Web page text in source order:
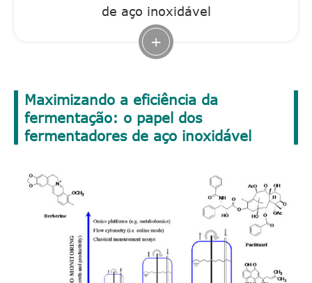
de aço inoxidável
+
Maximizando a eficiência da
fermentação: o papel dos
fermentadores de aço inoxidável